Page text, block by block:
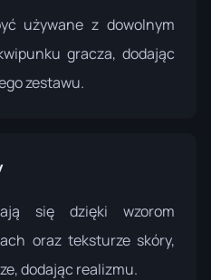
używane z dowolnym
gracza, dodając
zestawu.
się dzięki wzorom
oraz teksturze skóry,
dodając realizmu.